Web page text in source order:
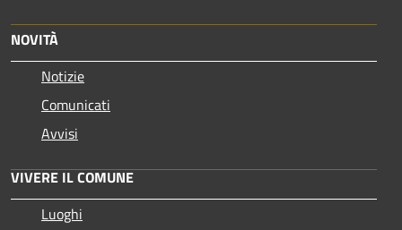
NOVITÀ
Notizie
Comunicati
Avvisi
VIVERE IL COMUNE
Luoghi